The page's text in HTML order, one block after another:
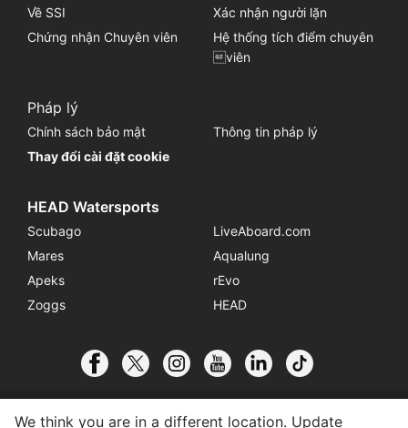
Về SSI
Xác nhận người lặn
Chứng nhận Chuyên viên
Hệ thống tích điểm chuyên
viên
Pháp lý
Chính sách bảo mật
Thông tin pháp lý
Thay đổi cài đặt cookie
HEAD Watersports
Scubago
LiveAboard.com
Mares
Aqualung
Apeks
rEvo
Zoggs
HEAD
We think you are in a different location. Update